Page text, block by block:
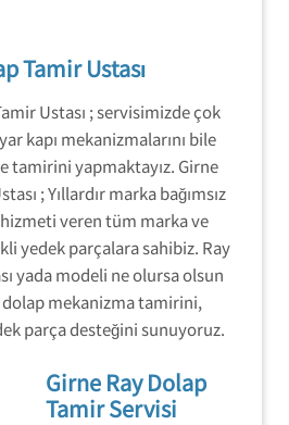
Tamir Ustası
Ustası ; servisimizde çok
kapı mekanizmalarını bile
tamirini yapmaktayız. Girne
; Yıllardır marka bağımsız
veren tüm marka ve
yedek parçalara sahibiz. Ray
yada modeli ne olursa olsun
mekanizma tamirini,
parça desteğini sunuyoruz.
Girne Ray Dolap
Tamir Servisi